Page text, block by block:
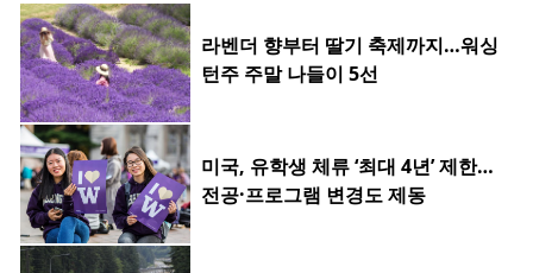
라벤더 향부터 딸기 축제까지…워싱
턴주 주말 나들이 5선
미국, 유학생 체류 ‘최대 4년’ 제한…
전공·프로그램 변경도 제동